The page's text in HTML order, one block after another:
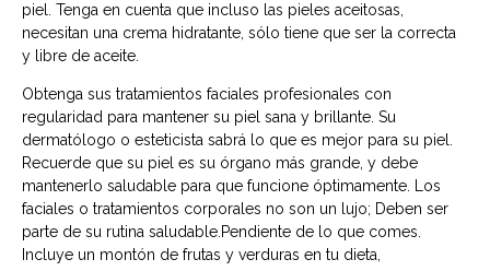
piel. Tenga en cuenta que incluso las pieles aceitosas,
necesitan una crema hidratante, sólo tiene que ser la correcta
y libre de aceite.
Obtenga sus tratamientos faciales profesionales con
regularidad para mantener su piel sana y brillante. Su
dermatólogo o esteticista sabrá lo que es mejor para su piel.
Recuerde que su piel es su órgano más grande, y debe
mantenerlo saludable para que funcione óptimamente. Los
faciales o tratamientos corporales no son un lujo; Deben ser
parte de su rutina saludable.Pendiente de lo que comes.
Incluye un montón de frutas y verduras en tu dieta,